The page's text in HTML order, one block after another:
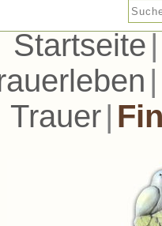
Startseite |
|
Trauer|